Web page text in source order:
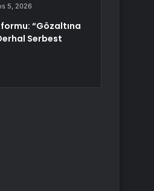
5, 2026
“Gözaltına
Serbest